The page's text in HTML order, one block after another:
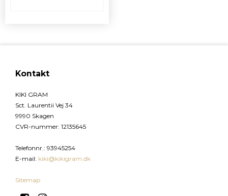
Kontakt
KIKI GRAM
Sct. Laurentii Vej 34
9990 Skagen
CVR-nummer: 12135645
Telefonnr.: 93945254
E-mail: kiki@kikigram.dk
Sitemap